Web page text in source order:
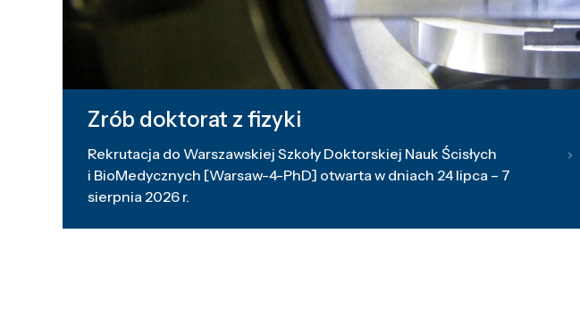
Zrób doktorat z fizyki
Rekrutacja do Warszawskiej Szkoły Doktorskiej Nauk Ścisłych
i BioMedycznych [Warsaw-4-PhD] otwarta w dniach 24 lipca – 7
sierpnia 2026 r.